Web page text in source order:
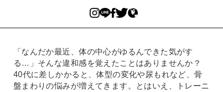
「なんだか最近、体の中心がゆるんできた気がす
る…」そんな違和感を覚えたことはありませんか？
40代に差しかかると、体型の変化や尿もれなど、骨
盤まわりの悩みが増えてきます。とはいえ、トレーニ